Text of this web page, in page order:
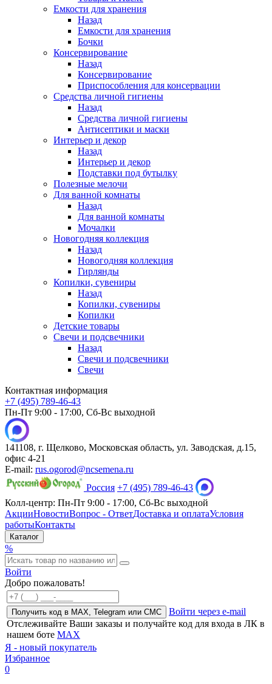
Емкости для хранения
Назад
Емкости для хранения
Бочки
Консервирование
Назад
Консервирование
Приспособления для консервации
Средства личной гигиены
Назад
Средства личной гигиены
Антисептики и маски
Интерьер и декор
Назад
Интерьер и декор
Подставки под бутылку
Полезные мелочи
Для ванной комнаты
Назад
Для ванной комнаты
Мочалки
Новогодняя коллекция
Назад
Новогодняя коллекция
Гирлянды
Копилки, сувениры
Назад
Копилки, сувениры
Копилки
Детские товары
Свечи и подсвечники
Назад
Свечи и подсвечники
Свечи
Контактная информация
+7 (495) 789-46-43
Пн-Пт 9:00 - 17:00, Сб-Вс выходной
141108, г. Щелково, Московская область, ул. Заводская, д.15,
офис 4-21
E-mail: rus.ogorod@ncsemena.ru
Россия +7 (495) 789-46-43
Колл-центр: Пн-Пт 9:00 - 17:00, Сб-Вс выходной
АкцииНовостиВопрос - ОтветДоставка и оплатаУсловия
работыКонтакты
Каталог
%
Войти
Добро пожаловать!
Получить код в MAX, Telegram или СМС
Войти через e-mail
Отслеживайте Ваши заказы и получайте код для входа в ЛК в
нашем боте MAX
Я - новый покупатель
Избранное
0